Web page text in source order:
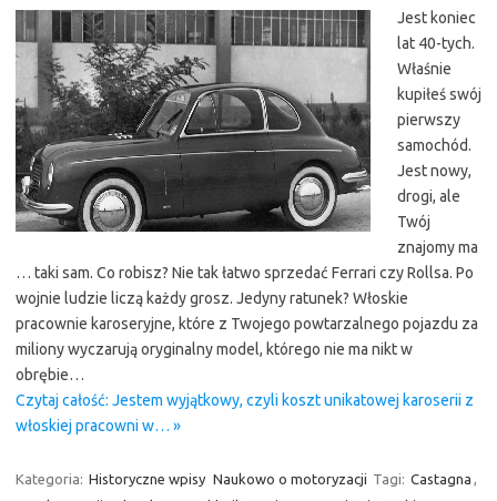
Jest koniec
lat 40-tych.
Właśnie
kupiłeś swój
pierwszy
samochód.
Jest nowy,
drogi, ale
Twój
znajomy ma
… taki sam. Co robisz? Nie tak łatwo sprzedać Ferrari czy Rollsa. Po
wojnie ludzie liczą każdy grosz. Jedyny ratunek? Włoskie
pracownie karoseryjne, które z Twojego powtarzalnego pojazdu za
miliony wyczarują oryginalny model, którego nie ma nikt w
obrębie…
Czytaj całość: Jestem wyjątkowy, czyli koszt unikatowej karoserii z
włoskiej pracowni w… »
Kategoria: Historyczne wpisy Naukowo o motoryzacji Tagi: Castagna ,